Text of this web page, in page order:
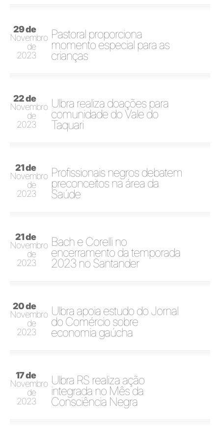
29 de
Novembro
de
2023
Pastoral proporciona
momento especial para as
crianças
22 de
Novembro
de
2023
Ulbra realiza doações para
comunidade do Vale do
Taquari
21 de
Novembro
de
2023
Profissionais negros debatem
preconceitos na área da
Saúde
21 de
Novembro
de
2023
Bach e Corelli no
encerramento da temporada
2023 no Santander
20 de
Novembro
de
2023
Ulbra apoia estudo do Jornal
do Comércio sobre
economia gaúcha
17 de
Novembro
de
2023
Ulbra RS realiza ação
integrada no Mês da
Consciência Negra